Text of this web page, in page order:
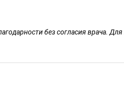
без согласия врача.